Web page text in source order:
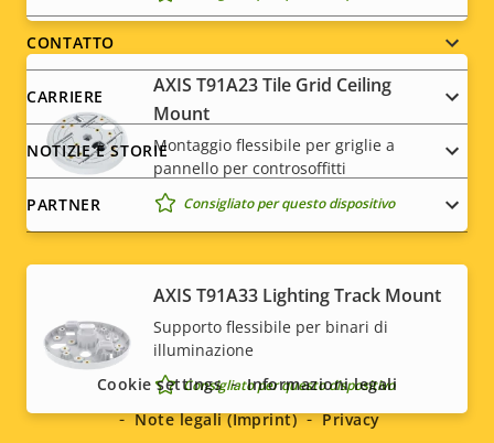
AXIS T91A23 Tile Grid Ceiling
Mount
Montaggio flessibile per griglie a
pannello per controsoffitti
Consigliato per questo dispositivo
AXIS T91A33 Lighting Track Mount
Supporto flessibile per binari di
illuminazione
Consigliato per questo dispositivo
menu
CONTATTO
CARRIERE
NOTIZIE E STORIE
PARTNER
Social
menu
Cookie settings
Informazioni legali
Note legali (Imprint)
Privacy